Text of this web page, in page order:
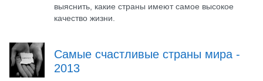
выяснить, какие страны имеют самое высокое
качество жизни.
Самые счастливые страны мира -
2013